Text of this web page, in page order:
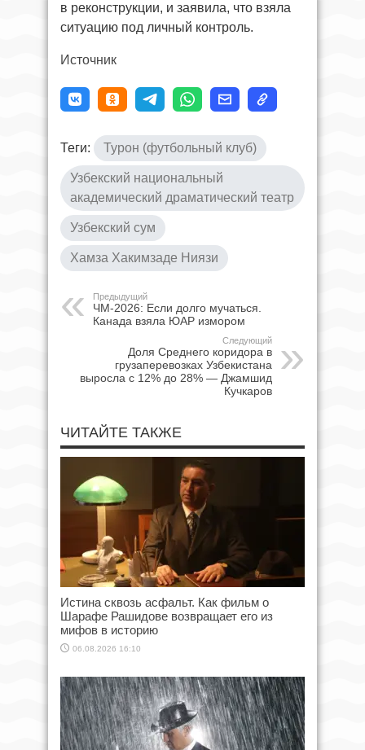
в реконструкции, и заявила, что взяла
ситуацию под личный контроль.
Источник
Теги: Турон (футбольный клуб)
Узбекский национальный
академический драматический театр
Узбекский сум
Хамза Хакимзаде Ниязи
Предыдущий
ЧМ-2026: Если долго мучаться.
Канада взяла ЮАР измором
Следующий
Доля Среднего коридора в
грузаперевозках Узбекистана
выросла с 12% до 28% — Джамшид
Кучкаров
ЧИТАЙТЕ ТАКЖЕ
Истина сквозь асфальт. Как фильм о
Шарафе Рашидове возвращает его из
мифов в историю
06.08.2026 16:10